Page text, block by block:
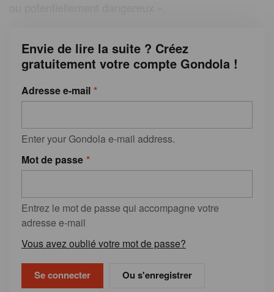
Envie de lire la suite ? Créez
gratuitement votre compte Gondola !
Adresse e-mail
Enter your Gondola e-mail address.
Mot de passe
Entrez le mot de passe qui accompagne votre
adresse e-mail
Vous avez oublié votre mot de passe?
Ou s'enregistrer